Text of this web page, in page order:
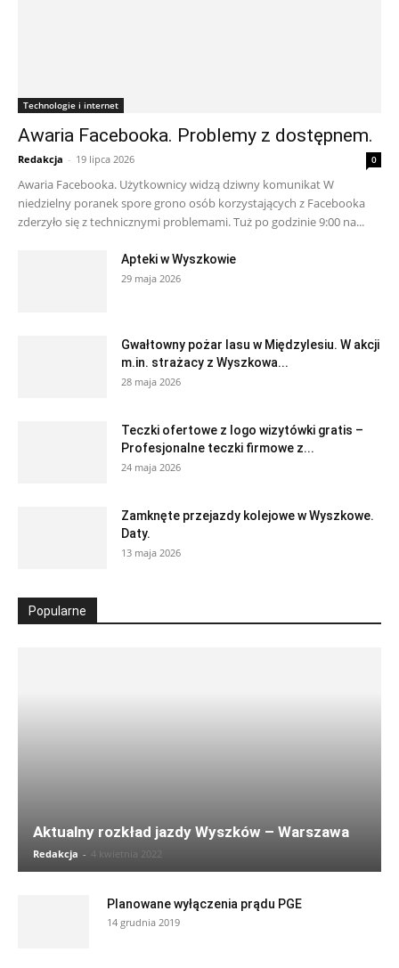
Technologie i internet
Awaria Facebooka. Problemy z dostępnem.
Redakcja - 19 lipca 2026 0
Awaria Facebooka. Użytkownicy widzą dziwny komunikat W
niedzielny poranek spore grono osób korzystających z Facebooka
zderzyło się z technicznymi problemami. Tuż po godzinie 9:00 na...
Apteki w Wyszkowie
29 maja 2026
Gwałtowny pożar lasu w Międzylesiu. W akcji
m.in. strażacy z Wyszkowa...
28 maja 2026
Teczki ofertowe z logo wizytówki gratis –
Profesjonalne teczki firmowe z...
24 maja 2026
Zamknęte przejazdy kolejowe w Wyszkowe.
Daty.
13 maja 2026
Popularne
Aktualny rozkład jazdy Wyszków – Warszawa
Redakcja - 4 kwietnia 2022
Planowane wyłączenia prądu PGE
14 grudnia 2019